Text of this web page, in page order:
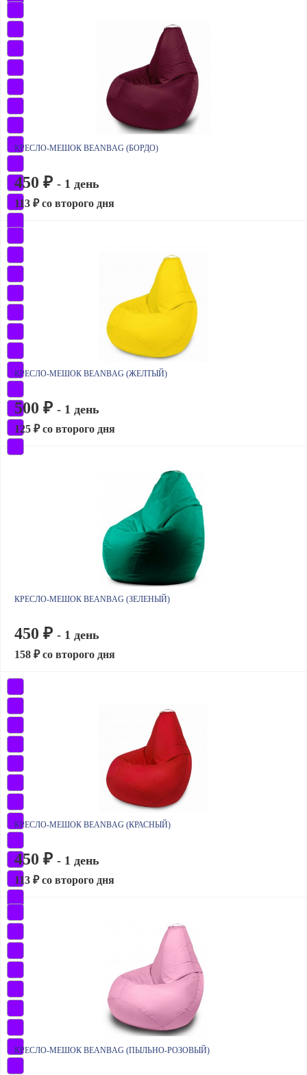
КРЕСЛО-МЕШОК BEANBAG (БОРДО)
450 ₽ - 1 день
113 ₽ со второго дня
КРЕСЛО-МЕШОК BEANBAG (ЖЕЛТЫЙ)
500 ₽ - 1 день
125 ₽ со второго дня
КРЕСЛО-МЕШОК BEANBAG (ЗЕЛЕНЫЙ)
450 ₽ - 1 день
158 ₽ со второго дня
КРЕСЛО-МЕШОК BEANBAG (КРАСНЫЙ)
450 ₽ - 1 день
113 ₽ со второго дня
КРЕСЛО-МЕШОК BEANBAG (ПЫЛЬНО-РОЗОВЫЙ)